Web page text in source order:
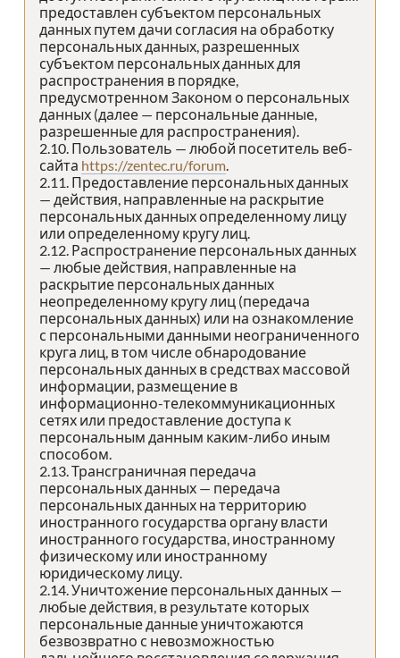
предоставлен субъектом персональных
данных путем дачи согласия на обработку
персональных данных, разрешенных
субъектом персональных данных для
распространения в порядке,
предусмотренном Законом о персональных
данных (далее — персональные данные,
разрешенные для распространения).
2.10. Пользователь — любой посетитель веб-
сайта https://zentec.ru/forum.
2.11. Предоставление персональных данных
— действия, направленные на раскрытие
персональных данных определенному лицу
или определенному кругу лиц.
2.12. Распространение персональных данных
— любые действия, направленные на
раскрытие персональных данных
неопределенному кругу лиц (передача
персональных данных) или на ознакомление
с персональными данными неограниченного
круга лиц, в том числе обнародование
персональных данных в средствах массовой
информации, размещение в
информационно-телекоммуникационных
сетях или предоставление доступа к
персональным данным каким-либо иным
способом.
2.13. Трансграничная передача
персональных данных — передача
персональных данных на территорию
иностранного государства органу власти
иностранного государства, иностранному
физическому или иностранному
юридическому лицу.
2.14. Уничтожение персональных данных —
любые действия, в результате которых
персональные данные уничтожаются
безвозвратно с невозможностью